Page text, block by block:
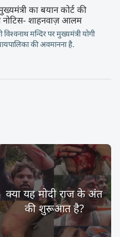
का बयान कोर्ट की
नोटिस- शाहनवाज़ आलम
मन्दिर पर मुख्यमंत्री योगी
की अवमानना है.
क्या यह मोदी राज के अंत
की शुरूआत है?